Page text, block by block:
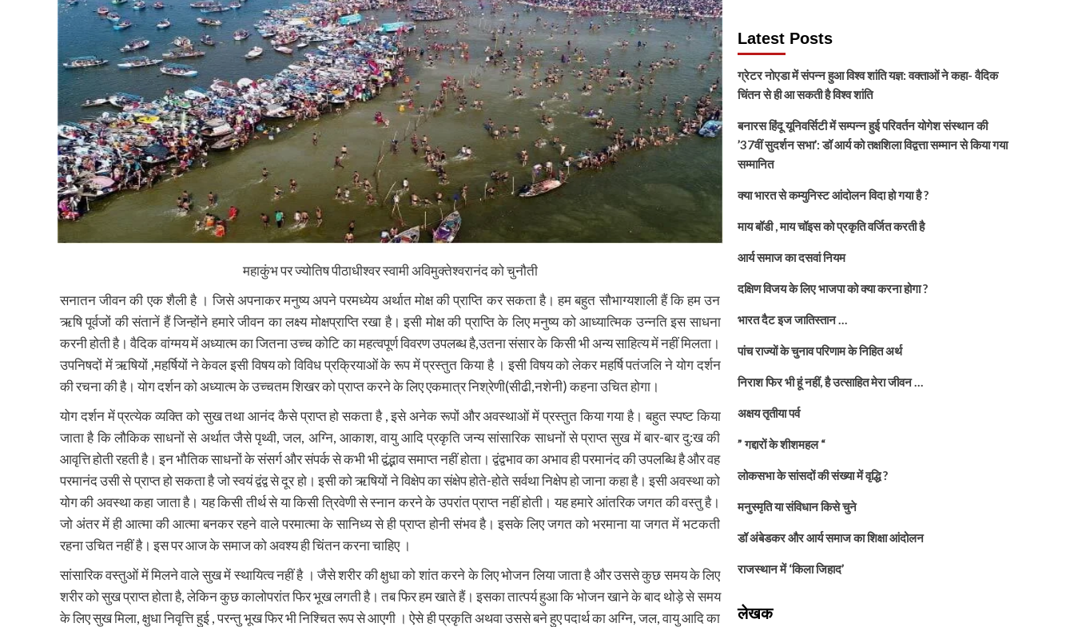
महाकुंभ पर ज्योतिष पीठाधीश्वर स्वामी अविमुक्तेश्वरानंद को चुनौती
सनातन जीवन की एक शैली है । जिसे अपनाकर मनुष्य अपने परमध्येय अर्थात मोक्ष की प्राप्ति कर सकता है। हम बहुत सौभाग्यशाली हैं कि हम उन
ऋषि पूर्वजों की संतानें हैं जिन्होंने हमारे जीवन का लक्ष्य मोक्षप्राप्ति रखा है। इसी मोक्ष की प्राप्ति के लिए मनुष्य को आध्यात्मिक उन्नति इस साधना
करनी होती है। वैदिक वांग्मय में अध्यात्म का जितना उच्च कोटि का महत्वपूर्ण विवरण उपलब्ध है,उतना संसार के किसी भी अन्य साहित्य में नहीं मिलता।
उपनिषदों में ऋषियों ,महर्षियों ने केवल इसी विषय को विविध प्रक्रियाओं के रूप में प्रस्तुत किया है । इसी विषय को लेकर महर्षि पतंजलि ने योग दर्शन
की रचना की है। योग दर्शन को अध्यात्म के उच्चतम शिखर को प्राप्त करने के लिए एकमात्र निश्रेणी(सीढी,नशेनी) कहना उचित होगा। ‌
योग दर्शन में प्रत्येक व्यक्ति को सुख तथा आनंद कैसे प्राप्त हो सकता है , इसे अनेक रूपों और अवस्थाओं में प्रस्तुत किया गया है। बहुत स्पष्ट किया
जाता है कि लौकिक साधनों से अर्थात जैसे पृथ्वी, जल, अग्नि, आकाश, वायु आदि प्रकृति जन्य सांसारिक साधनों से प्राप्त सुख में बार-बार दु:ख की
आवृत्ति होती रहती है। इन भौतिक साधनों के संसर्ग और संपर्क से कभी भी द्वंद्भाव समाप्त नहीं होता। द्वंद्वभाव का अभाव ही परमानंद की उपलब्धि है और वह
परमानंद उसी से प्राप्त हो सकता है जो स्वयं द्वंद्व से दूर हो। इसी को ऋषियों ने विक्षेप का संक्षेप होते-होते सर्वथा निक्षेप हो जाना कहा है। इसी अवस्था को
योग की अवस्था कहा जाता है। यह किसी तीर्थ से या किसी त्रिवेणी से स्नान करने के उपरांत प्राप्त नहीं होती। यह हमारे आंतरिक जगत की वस्तु है।
जो अंतर में ही आत्मा की आत्मा बनकर रहने वाले परमात्मा के सानिध्य से ही प्राप्त होनी संभव है। इसके लिए जगत को भरमाना या जगत में भटकती
रहना उचित नहीं है। इस पर आज के समाज को अवश्य ही चिंतन करना चाहिए ।
सांसारिक वस्तुओं में मिलने वाले सुख में स्थायित्व नहीं है । जैसे शरीर की क्षुधा को शांत करने के लिए भोजन लिया जाता है और उससे कुछ समय के लिए
शरीर को सुख प्राप्त होता है, लेकिन कुछ कालोपरांत फिर भूख लगती है। तब फिर हम खाते हैं। इसका तात्पर्य हुआ कि भोजन खाने के बाद थोड़े से समय
के लिए सुख मिला, क्षुधा निवृत्ति हुई , परन्तु भूख फिर भी निश्चित रूप से आएगी । ऐसे ही प्रकृति अथवा उससे बने हुए पदार्थ का अग्नि, जल, वायु आदि का
Latest Posts
ग्रेटर नोएडा में संपन्न हुआ विश्व शांति यज्ञ: वक्ताओं ने कहा- वैदिक
चिंतन से ही आ सकती है विश्व शांति
बनारस हिंदू यूनिवर्सिटी में सम्पन्न हुई परिवर्तन योगेश संस्थान की
’37वीं सुदर्शन सभा’: डॉ आर्य को तक्षशिला विद्वत्ता सम्मान से किया गया
सम्मानित
क्या भारत से कम्युनिस्ट आंदोलन विदा हो गया है ?
माय बॉडी , माय चॉइस को प्रकृति वर्जित करती है
आर्य समाज का दसवां नियम
दक्षिण विजय के लिए भाजपा को क्या करना होगा ?
भारत दैट इज जातिस्तान …
पांच राज्यों के चुनाव परिणाम के निहित अर्थ
निराश फिर भी हूं नहीं, है उत्साहित मेरा जीवन …
अक्षय तृतीया पर्व
” गद्दारों के शीशमहल “
लोकसभा के सांसदों की संख्या में वृद्धि ?
मनुस्मृति या संविधान किसे चुने
डॉ अंबेडकर और आर्य समाज का शिक्षा आंदोलन
राजस्थान में ‘किला जिहाद’
लेखक